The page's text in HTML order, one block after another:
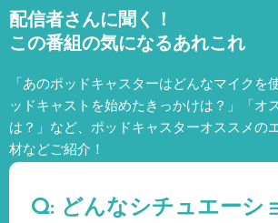
配信者さんに聞く！
この番組の気になるあれこれ
「あのポッドキャスターはどんなマイクを
ッドキャストを始めたきっかけは？」「オ
は？」など、 ポッドキャスターオススメの
材などご紹介！
Q: どんなシチュエーシ